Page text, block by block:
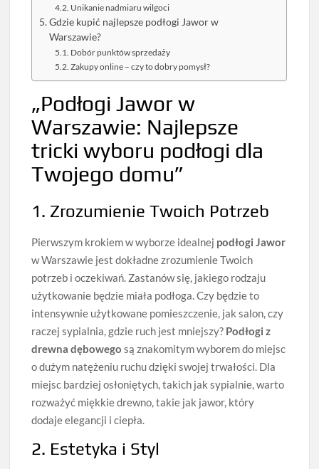
Unikanie nadmiaru wilgoci
Gdzie kupić najlepsze podłogi Jawor w
Warszawie?
Dobór punktów sprzedaży
Zakupy online – czy to dobry pomysł?
„Podłogi Jawor w
Warszawie: Najlepsze
tricki wyboru podłogi dla
Twojego domu”
1. Zrozumienie Twoich Potrzeb
Pierwszym krokiem w wyborze idealnej podłogi Jawor
w Warszawie jest dokładne zrozumienie Twoich
potrzeb i oczekiwań. Zastanów się, jakiego rodzaju
użytkowanie będzie miała podłoga. Czy będzie to
intensywnie użytkowane pomieszczenie, jak salon, czy
raczej sypialnia, gdzie ruch jest mniejszy? Podłogi z
drewna dębowego są znakomitym wyborem do miejsc
o dużym natężeniu ruchu dzięki swojej trwałości. Dla
miejsc bardziej osłoniętych, takich jak sypialnie, warto
rozważyć miękkie drewno, takie jak jawor, który
dodaje elegancji i ciepła.
2. Estetyka i Styl